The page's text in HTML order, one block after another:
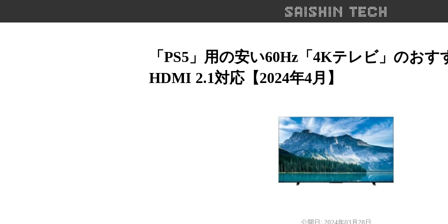
「PS5」用の安い60Hz「4Kテレビ」のおす
HDMI 2.1対応【2024年4月】